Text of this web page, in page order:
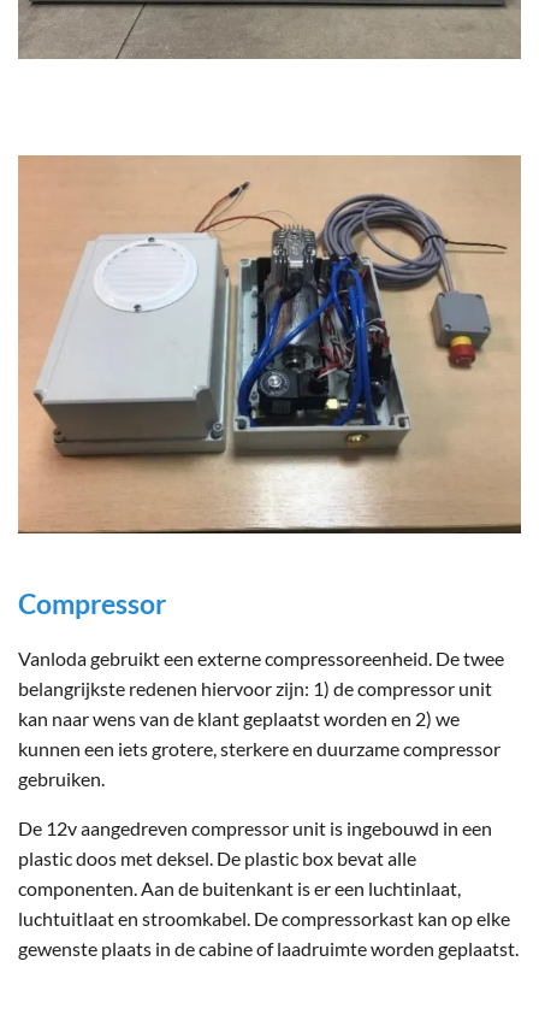
Compressor
Vanloda gebruikt een externe compressoreenheid. De twee
belangrijkste redenen hiervoor zijn: 1) de compressor unit
kan naar wens van de klant geplaatst worden en 2) we
kunnen een iets grotere, sterkere en duurzame compressor
gebruiken.
De 12v aangedreven compressor unit is ingebouwd in een
plastic doos met deksel. De plastic box bevat alle
componenten. Aan de buitenkant is er een luchtinlaat,
luchtuitlaat en stroomkabel. De compressorkast kan op elke
gewenste plaats in de cabine of laadruimte worden geplaatst.